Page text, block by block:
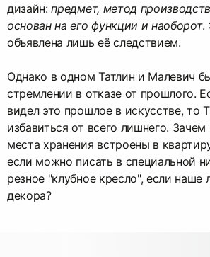
дизайн:предмет, метод
основан на его функции и наоборот.
объявлена лишь её следствием.
Однако в одном Татлин и Малевич
стремлении в отказе от прошлого.
видел это прошлое в искусстве, то
избавиться от всего лишнего.
места хранения встроены в
если можно писать в специальной
резное "клубное кресло", если наше
декора?